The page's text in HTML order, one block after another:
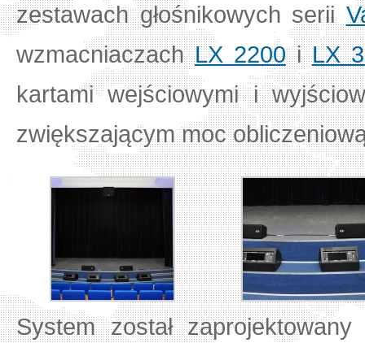
zestawach głośnikowych serii
wzmacniaczachLX 2200iLX
kartami wejściowymi i
zwiększającym moc
System został